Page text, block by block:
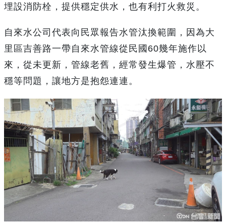
埋設消防栓，提供穩定供水，也有利打火救災。
自來水公司代表向民眾報告水管汰換範圍，因為大
里區吉善路一帶自來水管線從民國60幾年施作以
來，從未更新，管線老舊，經常發生爆管，水壓不
穩等問題，讓地方是抱怨連連。